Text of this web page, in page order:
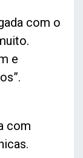
com o
e
com